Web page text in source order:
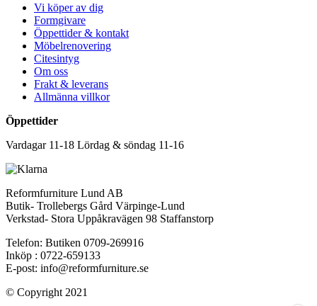
Vi köper av dig
Formgivare
Öppettider & kontakt
Möbelrenovering
Citesintyg
Om oss
Frakt & leverans
Allmänna villkor
Öppettider
Vardagar 11-18 Lördag & söndag 11-16
Reformfurniture Lund AB
Butik- Trollebergs Gård Värpinge-Lund
Verkstad- Stora Uppåkravägen 98 Staffanstorp
Telefon: Butiken 0709-269916
Inköp : 0722-659133
E-post: info@reformfurniture.se
© Copyright 2021